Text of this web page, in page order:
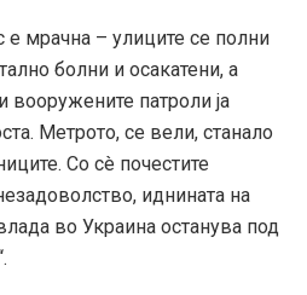
е мрачна – улиците се полни
болни и осакатени, а
вооружените патроли ја
Метрото, се вели, станало
Со сè почестите
иднината на
во Украина останува под